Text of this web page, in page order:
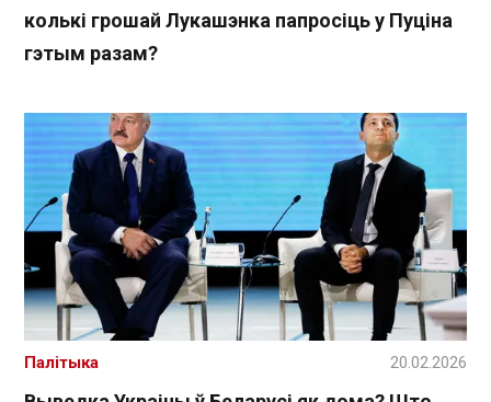
колькі грошай Лукашэнка папросіць у Пуціна
гэтым разам?
Палітыка 20.02.2026